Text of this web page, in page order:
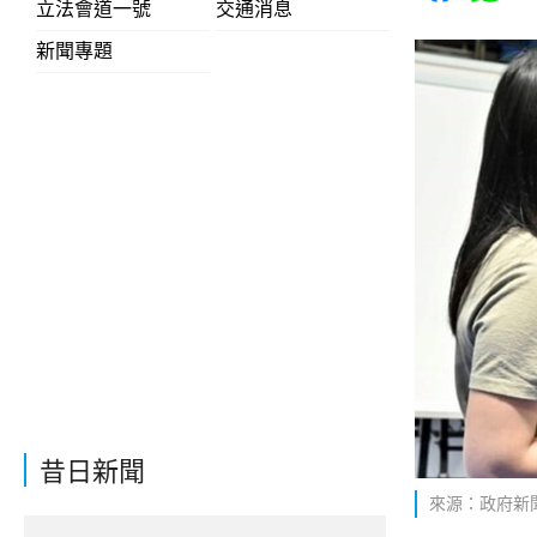
立法會道一號
交通消息
新聞專題
昔日新聞
來源：政府新